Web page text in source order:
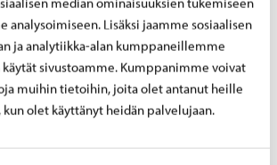
analysoimiseen. Lisäksi jaamme sosiaalisen
ja analytiikka-alan kumppaneillemme
sivustoamme. Kumppanimme voivat
muihin tietoihin, joita olet antanut heille
olet käyttänyt heidän palvelujaan.